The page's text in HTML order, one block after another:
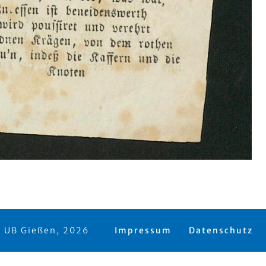
Gießen, 2026 Impressum Datenschutz